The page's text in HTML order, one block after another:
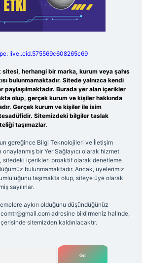
live:.cid.575569c608265c69
sitesi, herhangi bir marka, kurum veya şahıs
bulunmamaktadır. Sitede yalnızca kendi
paylaşılmaktadır. Burada yer alan içerikler
olup, gerçek kurum ve kişiler hakkında
Gerçek kurum ve kişiler ile isim
Sitemizdeki bilgiler taslak
taşımazlar.
gereğince Bilgi Teknolojileri ve İletişim
onaylanmış bir Yer Sağlayıcı olarak hizmet
sitedeki içerikleri proaktif olarak denetleme
bulunmamaktadır. Ancak, üyelerimiz
taşımakta olup, siteye üye olarak
sayılırlar.
aykırı olduğunu düşündüğünüz
adresine bildirmeniz halinde,
sitemizden kaldırılacaktır.